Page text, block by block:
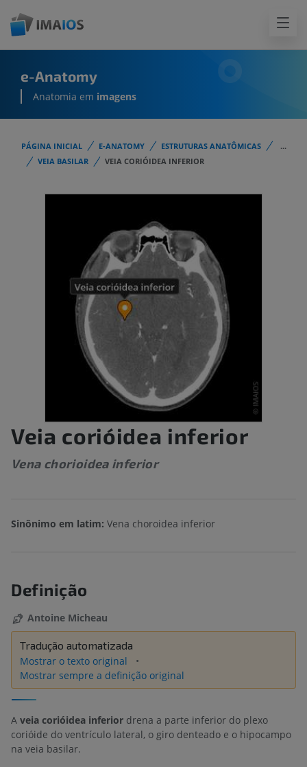
e-Anatomy
Anatomia em imagens
PÁGINA INICIAL E-ANATOMY ESTRUTURAS ANATÔMICAS
...
VEIA BASILAR
VEIA CORIÓIDEA INFERIOR
Veia corióidea inferior
Vena chorioidea inferior
Sinônimo em latim: Vena choroidea inferior
Definição
Antoine Micheau
Tradução automatizada
Mostrar o texto original
Mostrar sempre a definição original
A veia corióidea inferior drena a parte inferior do plexo
corióide do ventrículo lateral, o giro denteado e o hipocampo
na veia basilar.